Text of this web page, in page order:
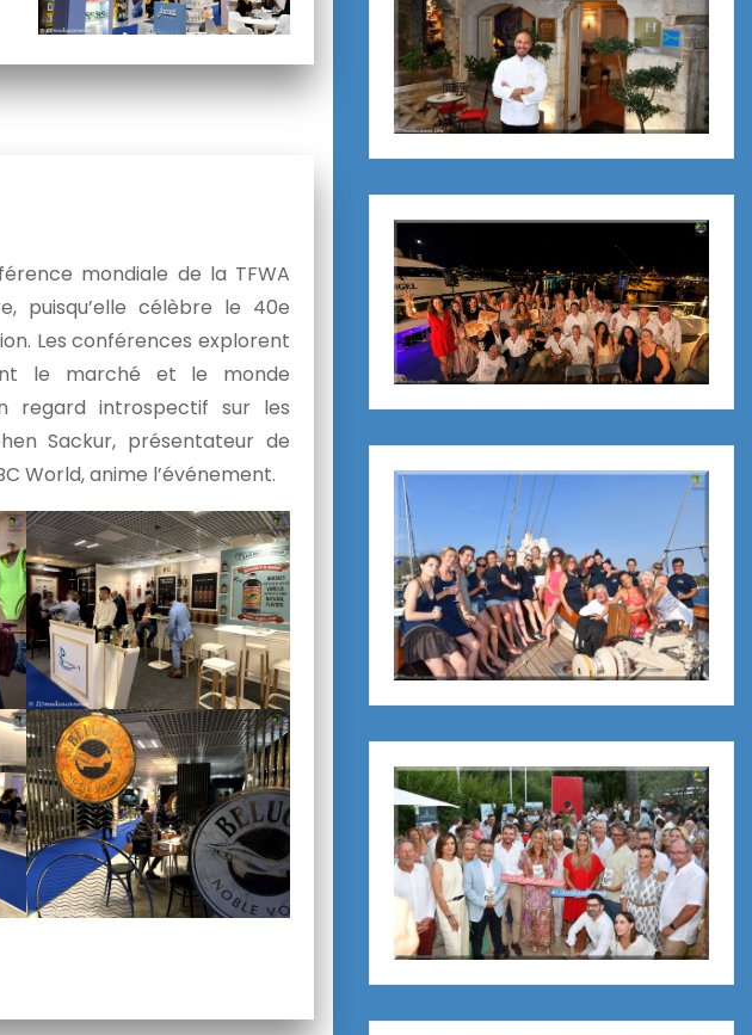
mondiale de la TFWA
puisqu’elle célèbre le 40e
Les conférences explorent
le marché et le monde
regard introspectif sur les
Sackur, présentateur de
World, anime l’événement.